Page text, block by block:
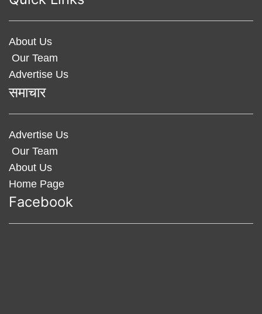
About Us
Our Team
Advertise Us
समाचार
Advertise Us
Our Team
About Us
Home Page
Facebook